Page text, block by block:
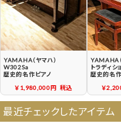
中古ピアノ買戻しサービ
ス
YAMAHA（ヤマハ）
W302Sa
歴史的名作ピアノ
￥1,980,000円 税込
YAMAHA
トラディシ
歴史的名
￥
最近チェックしたアイテム